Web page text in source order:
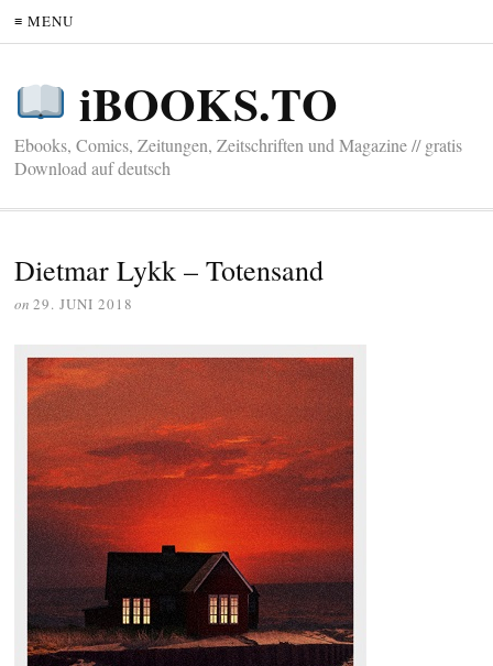
≡ MENU
iBOOKS.TO
Ebooks, Comics, Zeitungen, Zeitschriften und Magazine // gratis
Download auf deutsch
Dietmar Lykk – Totensand
on 29. JUNI 2018